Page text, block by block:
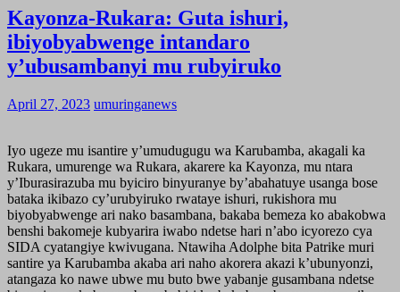
Kayonza-Rukara: Guta ishuri,
ibiyobyabwenge intandaro
y’ubusambanyi mu rubyiruko
April 27, 2023 umuringanews
Iyo ugeze mu isantire y’umudugugu wa Karubamba, akagali ka
Rukara, umurenge wa Rukara, akarere ka Kayonza, mu ntara
y’Iburasirazuba mu byiciro binyuranye by’abahatuye usanga bose
bataka ikibazo cy’urubyiruko rwataye ishuri, rukishora mu
biyobyabwenge ari nako basambana, bakaba bemeza ko abakobwa
benshi bakomeje kubyarira iwabo ndetse hari n’abo icyorezo cya
SIDA cyatangiye kwivugana. Ntawiha Adolphe bita Patrike muri
santire ya Karubamba akaba ari naho akorera akazi k’ubunyonzi,
atangaza ko nawe ubwe mu buto bwe yabanje gusambana ndetse